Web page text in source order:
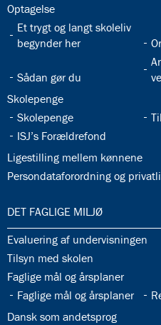
32.27:
Optagelse
32.28:
Et trygt og langt skoleliv
begynder her
32.30:
Sådan gør du
32.32:
Skolepenge
32.33:
Skolepenge
32.35:
ISJ’s Forældrefond
32.36:
Ligestilling mellem kønnene
32.37:
Persondataforordning og
33.0:
DET FAGLIGE MILJØ
33.1:
Evaluering af undervisningen
33.2:
Tilsyn med skolen
33.3:
Faglige mål og årsplaner
33.4:
Faglige mål og årsplaner
33.6:
Dansk som andetsprog